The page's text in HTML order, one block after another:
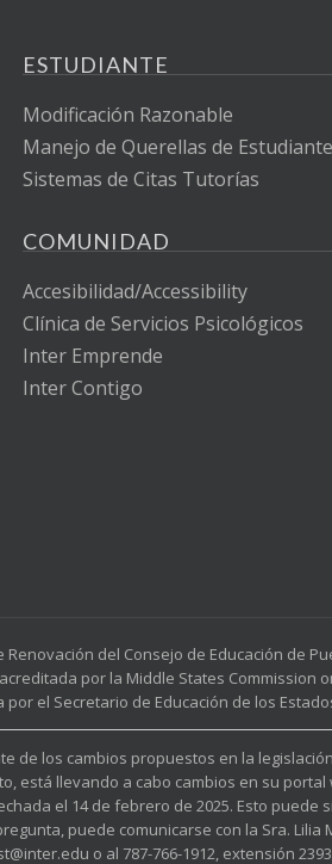
ESTUDIANTE
Modificación Razonable
Manejo de Querellas de
Sistemas de Citas Tutorías
COMUNIDAD
Accesibilidad/Accessibility
Clínica de Servicios Psicológicos
Inter Emprende
Inter Contigo
del Consejo de Educación de
por la Middle States Commission on
el Secretario de Educación de los
de los cambios propuestos en la
está llevando a cabo cambios en su
el 14 de febrero de 2025. Esto
puede comunicarse con la Sra.
o al 787-766-1912, extensión